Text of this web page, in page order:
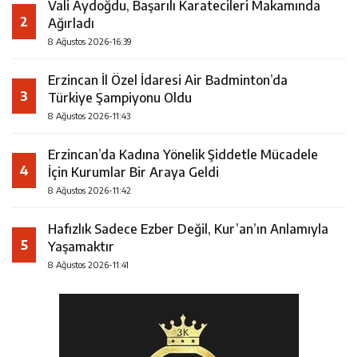
2
Vali Aydoğdu, Başarılı Karatecileri Makamında
Ağırladı
8 Ağustos 2026-16:39
3
Erzincan İl Özel İdaresi Air Badminton’da
Türkiye Şampiyonu Oldu
8 Ağustos 2026-11:43
4
Erzincan’da Kadına Yönelik Şiddetle Mücadele
İçin Kurumlar Bir Araya Geldi
8 Ağustos 2026-11:42
5
Hafızlık Sadece Ezber Değil, Kur’an’ın Anlamıyla
Yaşamaktır
8 Ağustos 2026-11:41